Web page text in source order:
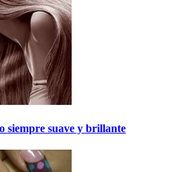
siempre suave y brillante